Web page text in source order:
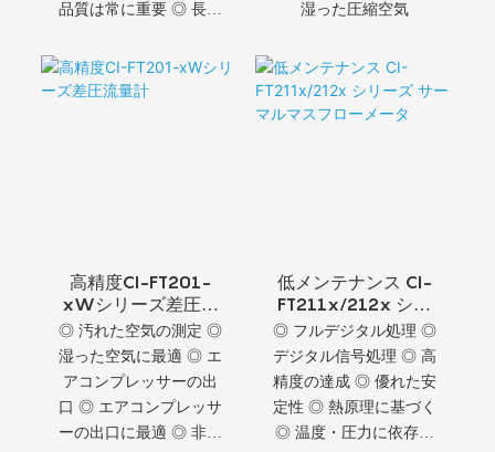
品質は常に重要 ◎ 長期
ズ
湿った圧縮空気
高精度CI-FT201-
xWシリーズ差圧流
量計
◎ 汚れた空気の測定 ◎
湿った空気に最適 ◎ エ
アコンプレッサーの出
口 ◎ エアコンプレッサ
ーの出口に最適 ◎ 非常
低メンテナンス CI-
FT211x/212x シリ
ーズ サーマルマスフ
ローメータ
◎ フルデジタル処理 ◎
デジタル信号処理 ◎ 高
精度の達成 ◎ 優れた安
定性 ◎ 熱原理に基づく
◎ 温度・圧力に依存し